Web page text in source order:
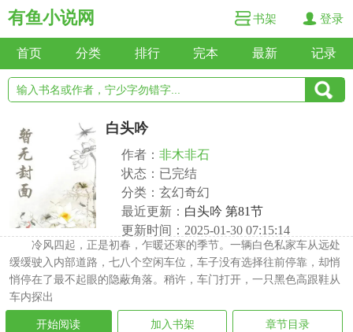
有鱼小说网 书架 登录
首页 分类 排行 完本 最新 记录
白头吟
作者： 非木非石
状态：已完结
分类：玄幻奇幻
最近更新： 白头吟 第81节
更新时间：2025-01-30 07:15:14
冷风四起，正是初春，乍暖还寒的季节。一辆白色私家车从远处
缓缓驶入内部道路，七八个空闲车位，车子没有选择往前停靠，却悄
悄停在了最不起眼的隐蔽角落。稍许，车门打开，一只黑色高跟鞋从
车内探出
开始阅读 加入书架 章节目录